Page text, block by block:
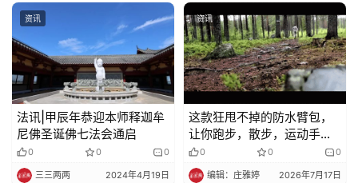
资讯
法讯|甲辰年恭迎本师释迦牟
尼佛圣诞佛七法会通启
0 0 0
三三两两 2024年4月19日
资讯
这款狂甩不掉的防水臂包，
让你跑步，散步，运动手机
更轻松自在安放，商场
299，这里只需39
0 0 0
编辑：庄雅婷 2026年7月17日